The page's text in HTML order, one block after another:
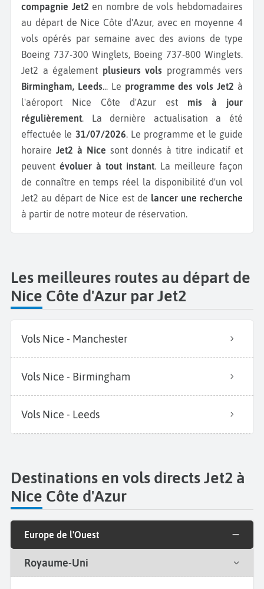
compagnie Jet2 en nombre de vols hebdomadaires
au départ de Nice Côte d'Azur, avec en moyenne 4
vols opérés par semaine avec des avions de type
Boeing 737-300 Winglets, Boeing 737-800 Winglets.
Jet2 a également plusieurs vols programmés vers
Birmingham, Leeds... Le programme des vols Jet2 à
l'aéroport Nice Côte d'Azur est mis à jour
régulièrement. La dernière actualisation a été
effectuée le 31/07/2026. Le programme et le guide
horaire Jet2 à Nice sont donnés à titre indicatif et
peuvent évoluer à tout instant. La meilleure façon
de connaître en temps réel la disponibilité d'un vol
Jet2 au départ de Nice est de lancer une recherche
à partir de notre moteur de réservation.
Les meilleures routes au départ de
Nice Côte d'Azur par Jet2
Vols Nice - Manchester
Vols Nice - Birmingham
Vols Nice - Leeds
Destinations en vols directs Jet2 à
Nice Côte d'Azur
Europe de l'Ouest
Royaume-Uni